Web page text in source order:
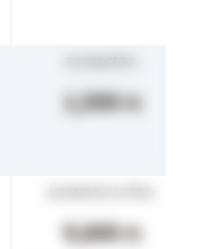
1,500
9,800